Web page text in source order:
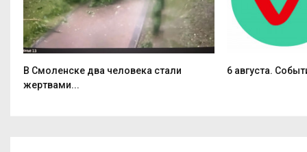
В Смоленске два человека стали
жертвами...
6 августа.